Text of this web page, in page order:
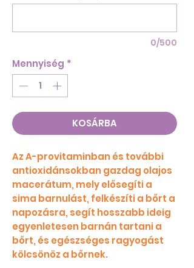
0/500
Mennyiség *
KOSÁRBA
Az A-provitaminban és további
antioxidánsokban gazdag olajos
macerátum, mely elősegíti a
sima barnulást, felkészíti a bőrt a
napozásra, segít hosszabb ideig
egyenletesen barnán tartani a
bőrt, és egészséges ragyogást
kölcsönöz a bőrnek.